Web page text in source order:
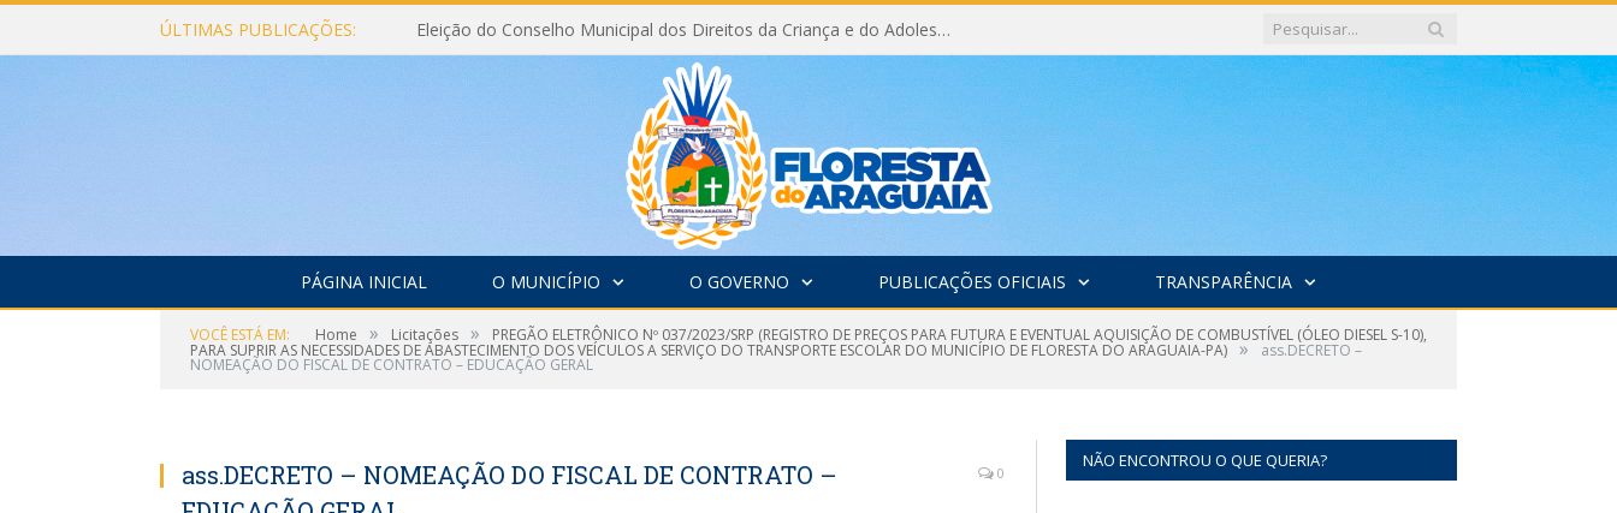
ÚLTIMAS PUBLICAÇÕES: Eleição do Conselho Municipal dos Direitos da Criança e do Adolescente CMDCA 2026
PÁGINA INICIAL O MUNICÍPIO O GOVERNO PUBLICAÇÕES OFICIAIS TRANSPARÊNCIA
VOCÊ ESTÁ EM: Home » Licitações » PREGÃO ELETRÔNICO Nº 037/2023/SRP (REGISTRO DE PREÇOS PARA FUTURA E EVENTUAL AQUISIÇÃO DE COMBUSTÍVEL (ÓLEO DIESEL S-10),
PARA SUPRIR AS NECESSIDADES DE ABASTECIMENTO DOS VEÍCULOS A SERVIÇO DO TRANSPORTE ESCOLAR DO MUNICÍPIO DE FLORESTA DO ARAGUAIA-PA) » ass.DECRETO –
NOMEAÇÃO DO FISCAL DE CONTRATO – EDUCAÇÃO GERAL
ass.DECRETO – NOMEAÇÃO DO FISCAL DE CONTRATO –
0
NÃO ENCONTROU O QUE QUERIA?